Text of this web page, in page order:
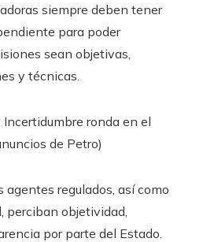
siempre deben tener
para poder
sean objetivas,
y técnicas.
ronda en el
de Petro)
agentes regulados, así como
perciban objetividad,
por parte del Estado.